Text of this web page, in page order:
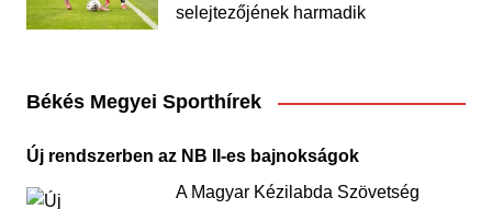
selejtezőjének harmadik
Békés Megyei Sporthírek
Új rendszerben az NB II-es bajnokságok
A Magyar Kézilabda Szövetség